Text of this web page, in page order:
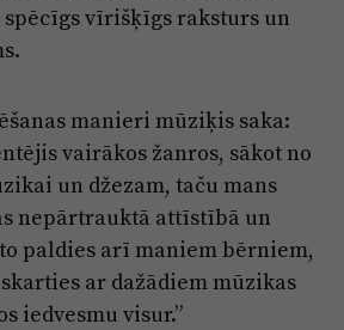
vīrišķīgs raksturs un
manieri mūziķis saka:
vairākos žanros, sākot no
un džezam, taču mans
nepārtrauktā attīstībā un
paldies arī maniem bērniem,
ar dažādiem mūzikas
iedvesmu visur.”